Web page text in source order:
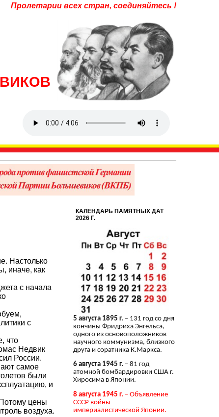
Пролетарии всех стран, соединяйтесь !
Настолько
иначе, как
с начала
с
что
Недвик
России.
самое
были
и
цены
воздуха.
КАЛЕНДАРЬ ПАМЯТНЫХ ДАТ
2026 Г.
5 августа 1895 г. – 131 год со дня
кончины Фридриха Энгельса,
одного из основоположников
научного коммунизма, близкого
друга и соратника К.Маркса.
6 августа 1945 г. – 81 год
атомной бомбардировки США г.
Хиросима в Японии.
8 августа 1945 г. – Объявление
СССР войны
империалистической Японии.